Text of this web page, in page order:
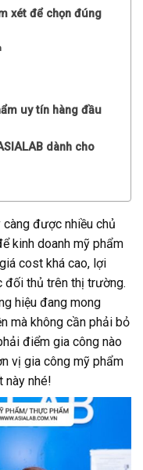
xét để chọn đúng
uy tín hàng đầu
dành cho
được nhiều chủ
kinh doanh mỹ phẩm
cost khá cao, lợi
đối thủ trên thị trường.
hiệu đang mong
mà không cần phải bỏ
điểm gia công nào
vị gia công mỹ phẩm
này nhé!